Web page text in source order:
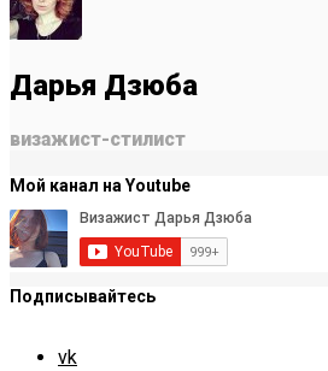
Дарья Дзюба
визажист-стилист
Мой канал на Youtube
Подписывайтесь
vk